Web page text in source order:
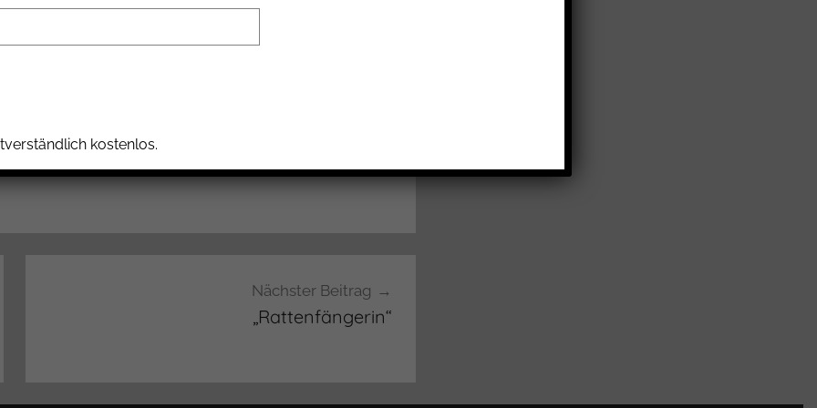
kostenlose Probestunde ist jederzeit ohne
19.30 – 21:00 Uhr in der Turnhalle der Schule
Nächster Beitrag
„Rattenfängerin“
kostenlos.